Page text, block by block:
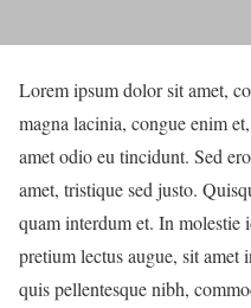
Lorem ipsum dolor sit amet,
magna lacinia, congue enim
amet odio eu tincidunt. Sed
amet, tristique sed justo.
quam interdum et. In
pretium lectus augue, sit
quis pellentesque nibh,